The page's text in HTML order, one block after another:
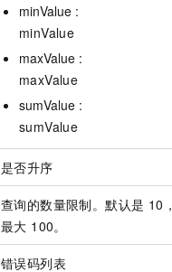
minValue :
minValue
maxValue :
maxValue
sumValue :
sumValue
是否升序
查询的数量限制。默认是 10，
最大 100。
错误码列表